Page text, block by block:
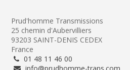
Prud'homme Transmissions
25 chemin d'Aubervilliers
93203 SAINT-DENIS CEDEX
France
01 48 11 46 00